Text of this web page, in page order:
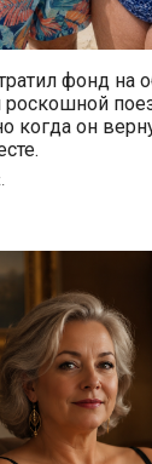
фонд на
роскошной
когда он